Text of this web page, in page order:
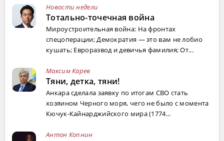
Новости недели
Тотально-точечная война
Мироустроительная война: На фронтах
спецоперации; Демократия — это вам не лобио
кушать; Евроразвод и девичья фамилия; От...
Максим Карев
Тяни, детка, тяни!
Анкара сделала заявку по итогам СВО стать
хозяином Черного моря, чего не было с момента
Кючук-Кайнарджийского мира (1774...
Антон Копнин